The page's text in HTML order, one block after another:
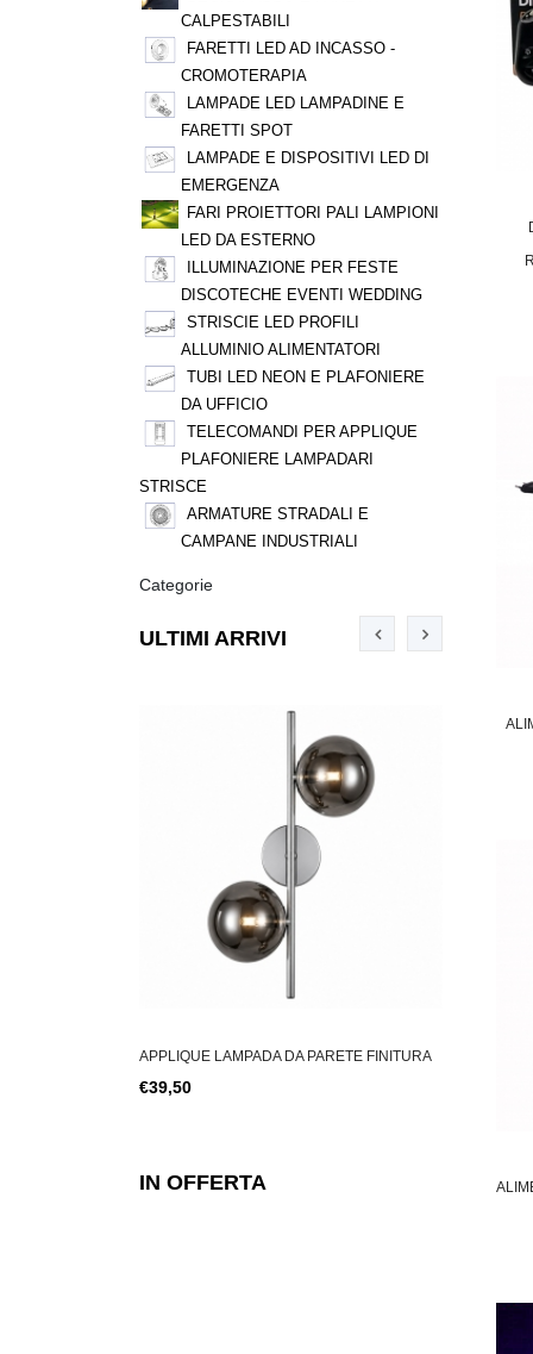
CALPESTABILI
FARETTI LED AD INCASSO -
CROMOTERAPIA
LAMPADE LED LAMPADINE E
FARETTI SPOT
LAMPADE E DISPOSITIVI LED DI
EMERGENZA
FARI PROIETTORI PALI LAMPIONI
LED DA ESTERNO
ILLUMINAZIONE PER FESTE
DISCOTECHE EVENTI WEDDING
STRISCIE LED PROFILI
ALLUMINIO ALIMENTATORI
TUBI LED NEON E PLAFONIERE
DA UFFICIO
TELECOMANDI PER APPLIQUE
PLAFONIERE LAMPADARI
STRISCE
ARMATURE STRADALI E
CAMPANE INDUSTRIALI
Categorie
ULTIMI ARRIVI
SERIE 26 CHIAVI COMBINATE FISSE E S
€59,00
IN OFFERTA